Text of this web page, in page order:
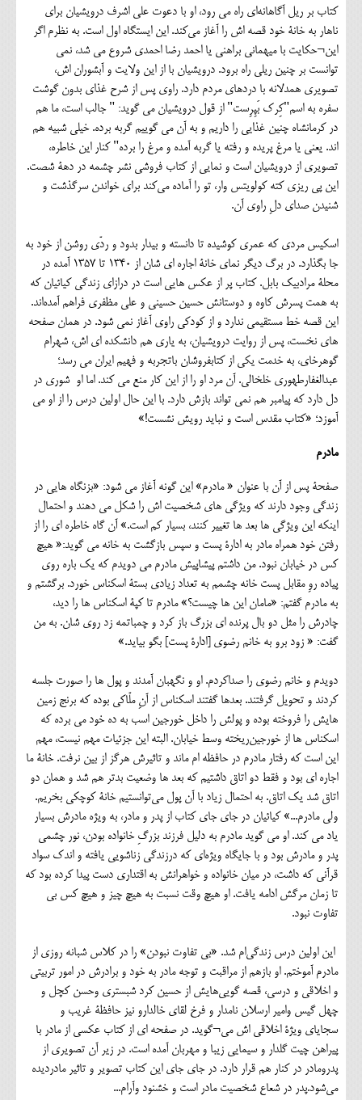
کتاب بر ریل آگاهانه‌ای راه می رود، او با دعوت علی اشرف درویشیان برای
ناهار به خانۀ خود قصه اش را آغاز می‌کند. این ایستگاه اول است. به نظرم اگر
این¬حکایت با میهمانی براهنی یا احمد رضا احمدی شروع می شد، نمی
توانست بر چنین ریلی راه برود. درویشیان با از این ولایت و آبشوران اش،
تصویری همدلانه با دردهای مردم دارد. راوی پس از شرح غذای بدون گوشت
سفره به اسم"کِرک بَپِرِست" از قول درویشیان می گوید: " جالب است، ما هم
در کرمانشاه چنین غذایی را داریم و به آن می گوییم گربه برده. خیلی شبیه هم
اند. یعنی یا مرغ پریده و رفته یا گربه آمده و مرغ را برده" کنار این خاطره،
تصویری از درویشیان است و نمایی از کتاب فروشی نشر چشمه در دهۀ شصت.
این پی ریزی کته کولویتس وار، تو را آماده می‌کند برای خواندن سرگذشت و
شنیدن صدای دلِ راوی آن.
اسکیس مردی که عمری کوشیده تا دانسته و بیدار بدود و ردّی روشن از خود به
جا بگذارد. در برگ دیگر نمای خانۀ اجاره ای شان از ۱۳۴۰ تا ۱۳۵۷ آمده در
محلۀ مرادبیک بابل. کتاب پر از عکس هایی است در درازای زندگی کیائیان که
به همت پسرش کاوه و دوستانش حسین حسینی و علی مظفری فراهم آمده‌اند.
این قصه خط مستقیمی ندارد و از کودکی راوی آغاز نمی شود. در همان صفحه
های نخست، پس از روایت درویشیان، به یاری هم دانشکده ای اش، شهرام
گوهرخای، به خدمت یکی از کتابفروشان باتجربه و فهیم ایران می رسد؛
عبدالغفارطهوری خلخالی. آن مرد او را از این کار منع می کند. اما او شوری در
دل دارد که پیامبر هم نمی تواند بازش دارد. با این حال اولین درس را از او می
آموزد؛ «کتاب مقدس است و نباید رویش نشست!»
مادرم
صفحۀ پس از آن با عنوان « مادرم» این گونه آغاز می شود: «بزنگاه هایی در
زندگی وجود دارند که ویژگی های شخصیت اش را شکل می دهند و احتمال
اینکه این ویژگی ها بعد ها تغییر کنند، بسیار کم است.» آن گاه خاطره ای را از
رفتن خود همراه مادر به ادارۀ پست و سپس بازگشت به خانه می گوید:« هیچ
کس در خیابان نبود. من داشتم پیشاپیش مادرم می دویدم که یک باره روی
پیاده روِ مقابل پست خانه چشمم به تعداد زیادی بستۀ اسکناس خورد. برگشتم و
به مادرم گفتم: «مامان این ها چیست؟» مادرم تا کپۀ اسکناس ها را دید،
چادرش را مثل دو بال پرنده ای بزرگ باز کرد و چمباتمه زد روی شان. به من
گفت: « زود برو به خانم رضوی [ادارۀ پست] بگو بیاید.»
دویدم و خانم رضوی را صداکردم. او و نگهبان آمدند و پول ها را صورت جلسه
کردند و تحویل گرفتند. بعدها گفتند اسکناس از آنِ ملّاکی بوده که برنج زمین
هایش را فروخته بوده و پولش را داخل خورجین اسب به ده خود می برده که
اسکناس ها از خورجین‌ریخته وسط خیابان. البته این جزئیات مهم نیست، مهم
این است که رفتار مادرم در حافظه ام ماند و تاثیرش هرگز از بین نرفت. خانۀ ما
اجاره ای بود و فقط دو اتاق داشتیم که بعد ها وضعیت بدتر هم شد و همان دو
اتاق شد یک اتاق. به احتمال زیاد با آن پول می‌توانستیم خانۀ کوچکی بخریم.
ولی مادرم...» کیائیان در جای جای کتاب از پدر و مادر، به ویژه مادرش بسیار
یاد می کند. او می گوید مادرم به دلیل فرزند بزرگِ خانواده بودن، نور چشمی
پدر و مادرش بود و با جایگاه ویژه‌ای که درزندگی زناشویی یافته و اندک سواد
قرآنی که داشت، در میان خانواده و خواهرانش به اقتداری دست پیدا کرده بود که
تا زمان مرگش ادامه یافت. او هیچ وقت نسبت به هیچ چیز و هیچ کس بی
تفاوت نبود.
این اولین درس زندگی‌ام شد. «بی تفاوت نبودن» را در کلاس شبانه روزی از
مادرم آموختم. او بازهم از مراقبت و توجه مادر به خود و برادرش در امور تربیتی
و اخلاقی و درسی، قصه گویی‌هایش از حسین کرد شبستری وحسن کچل و
چهل گیس وامیر ارسلان نامدار و فرخ لقای خالدارو نیز حافظۀ غریب و
سجایای ویژۀ اخلاقی اش می¬گوید. در صفحه ای از کتاب عکسی از مادر با
پیراهن چیت گلدار و سیمایی زیبا و مهربان آمده است. در زیر آن تصویری از
پدرومادر در کنار هم قرار دارد. در جای جای این کتاب تصویر و تاثیر مادردیده
می‌شود.پدر در شعاع شخصیت مادر است و خشنود وآرام...